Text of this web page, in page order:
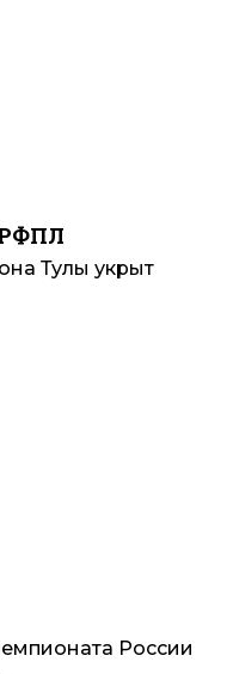
Тулы укрыт
России